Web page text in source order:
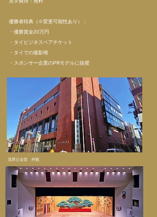
優勝者特典（※変更可能性あり）：
・優勝賞金20万円
・タイビジネスペアチケット
​・タイでの撮影権
・スポンサー企業のPRモデルに抜擢
浅草公会堂 外観